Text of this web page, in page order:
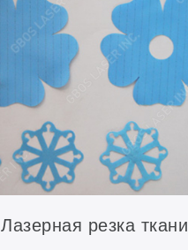
Лазерная резка ткани